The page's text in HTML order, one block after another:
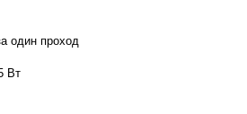
один проход
Вт